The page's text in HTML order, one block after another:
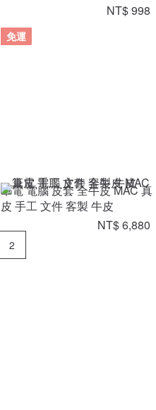
NT$ 998
免運
筆電 電腦 皮套 全牛皮 MAC 真
皮 手工 文件 客製 牛皮
NT$ 6,880
2